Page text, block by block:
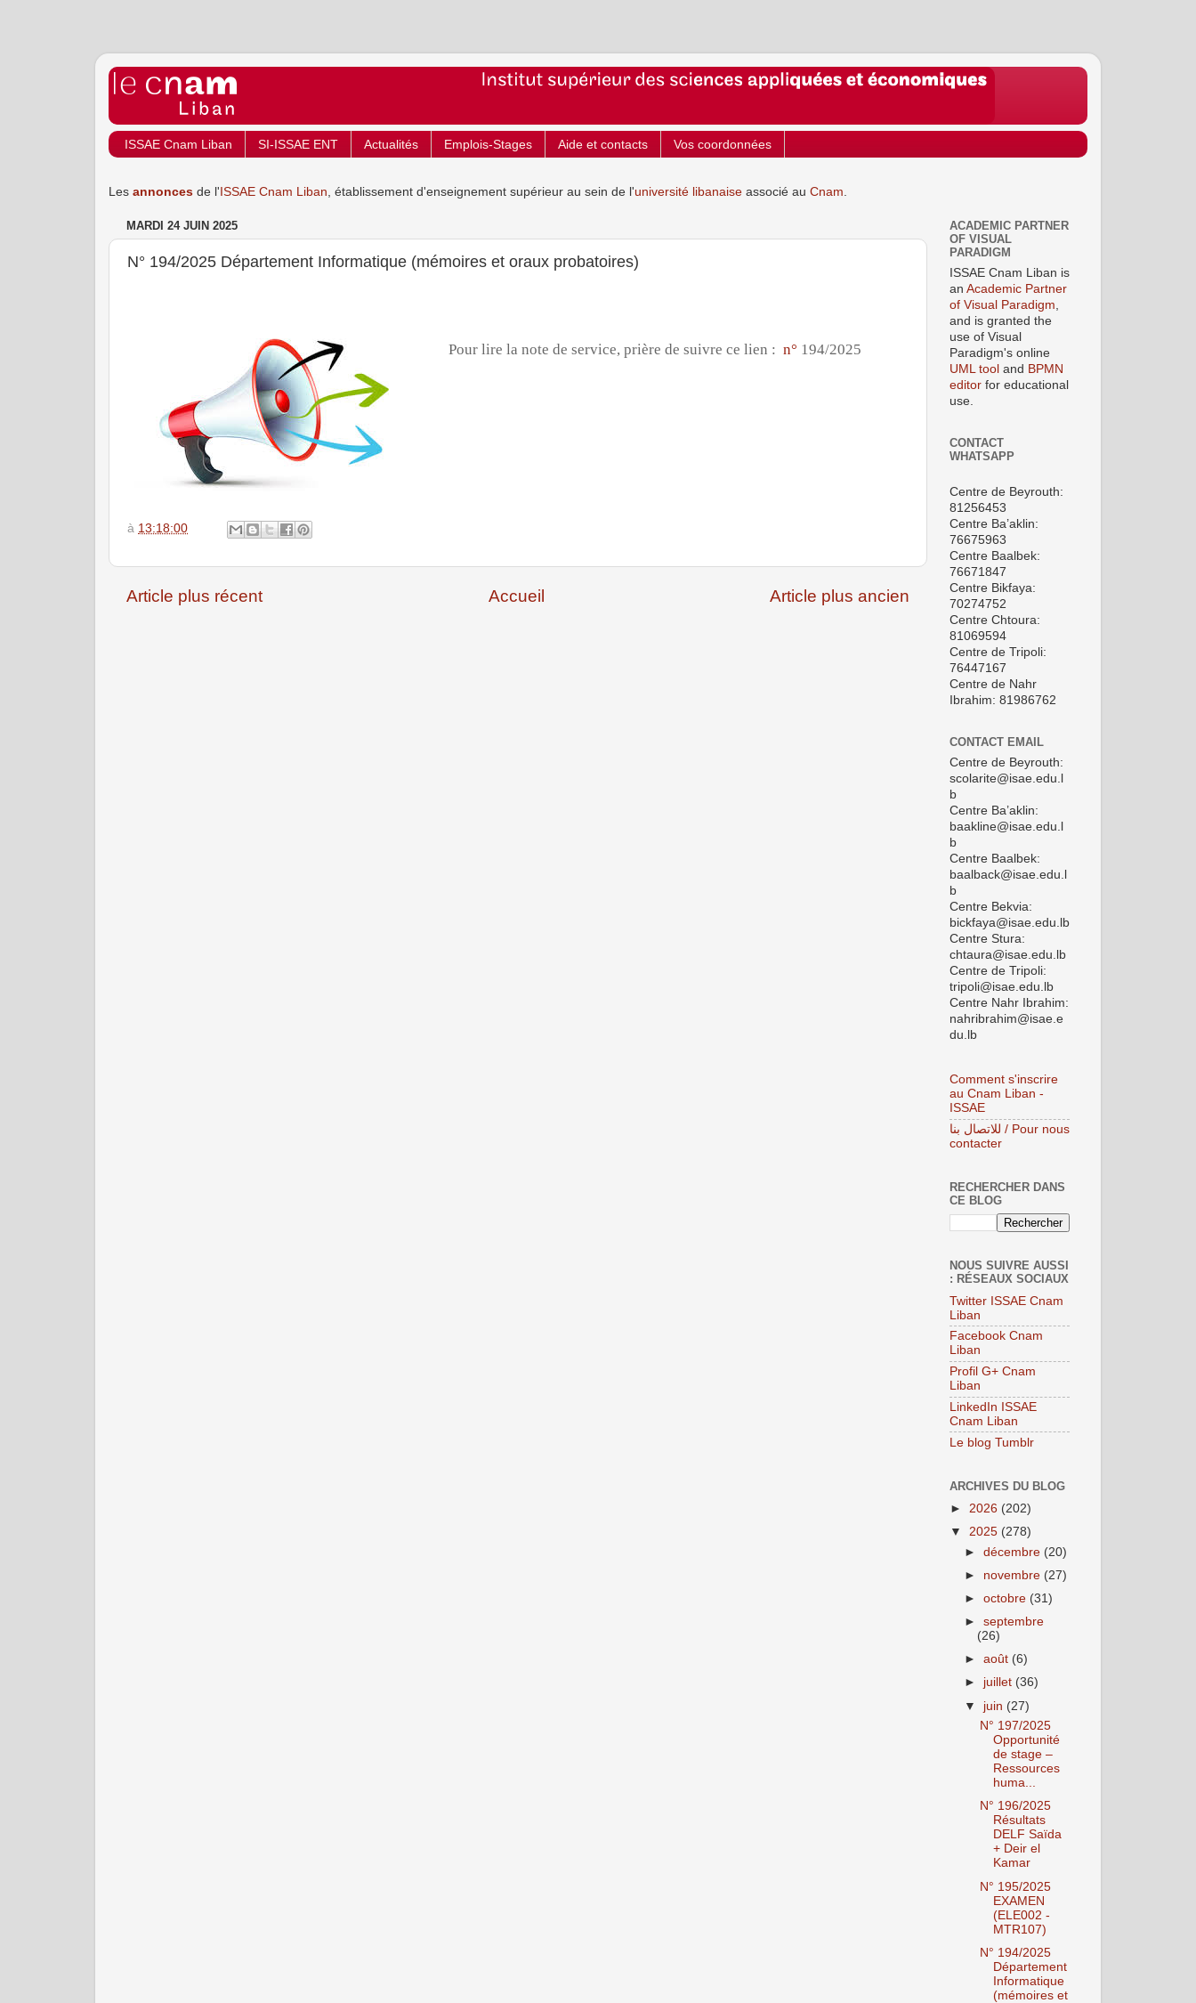
ISSAE Cnam Liban SI-ISSAE ENT Actualités Emplois-Stages Aide et contacts Vos coordonnées
Les annonces de l' ISSAE Cnam Liban , établissement d'enseignement supérieur au sein de l'université libanaise associé au Cnam
MARDI 24 JUIN 2025
N° 194/2025 Département Informatique (mémoires et oraux probatoires)
Pour lire la note de service, prière de suivre ce lien : n° 194/2025
à 13:18:00
Article plus récent Article plus ancien
Accueil
ACADEMIC PARTNER
OF VISUAL
PARADIGM
ISSAE Cnam Liban is
an Academic Partner
of Visual Paradigm
and is granted the
use of Visual
Paradigm's online
UML tool and BPMN
editor for educational
use.
CONTACT
WHATSAPP
Centre de Beyrouth:
81256453
Centre Ba’aklin:
76675963
Centre Baalbek:
76671847
Centre Bikfaya:
70274752
Centre Chtoura:
81069594
Centre de Tripoli:
76447167
Centre de Nahr
Ibrahim: 81986762
CONTACT EMAIL
Centre de Beyrouth:
scolarite@isae.edu.l
b
Centre Ba’aklin:
baakline@isae.edu.l
b
Centre Baalbek:
baalback@isae.edu.l
b
Centre Bekvia:
bickfaya@isae.edu.lb
Centre Stura:
chtaura@isae.edu.lb
Centre de Tripoli:
tripoli@isae.edu.lb
Centre Nahr Ibrahim:
nahribrahim@isae.e
du.lb
Comment s'inscrire
au Cnam Liban -
ISSAE
للاتصال بنا / Pour nous
contacter
RECHERCHER DANS
CE BLOG
NOUS SUIVRE AUSSI
: RÉSEAUX SOCIAUX
Twitter ISSAE Cnam
Liban
Facebook Cnam
Liban
Profil G+ Cnam
Liban
LinkedIn ISSAE
Cnam Liban
Le blog Tumblr
ARCHIVES DU BLOG
► 2026 (202)
▼ 2025 (278)
►décembre (20)
► novembre (27)
►octobre (31)
►septembre
(26)
►août (6)
► juillet (36)
▼ juin (27)
N° 197/2025
Opportunité
de stage –
Ressources
huma...
N° 196/2025
Résultats
DELF Saïda
+ Deir el
Kamar
N° 195/2025
EXAMEN
(ELE002 -
MTR107)
N° 194/2025
Département
Informatique
(mémoires et